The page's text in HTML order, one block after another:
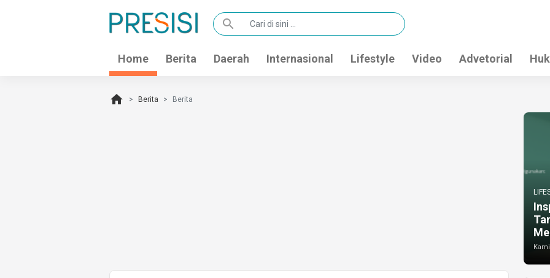
search
Home Berita Daerah Internasional Lifestyle Video Advetorial
home Berita Berita